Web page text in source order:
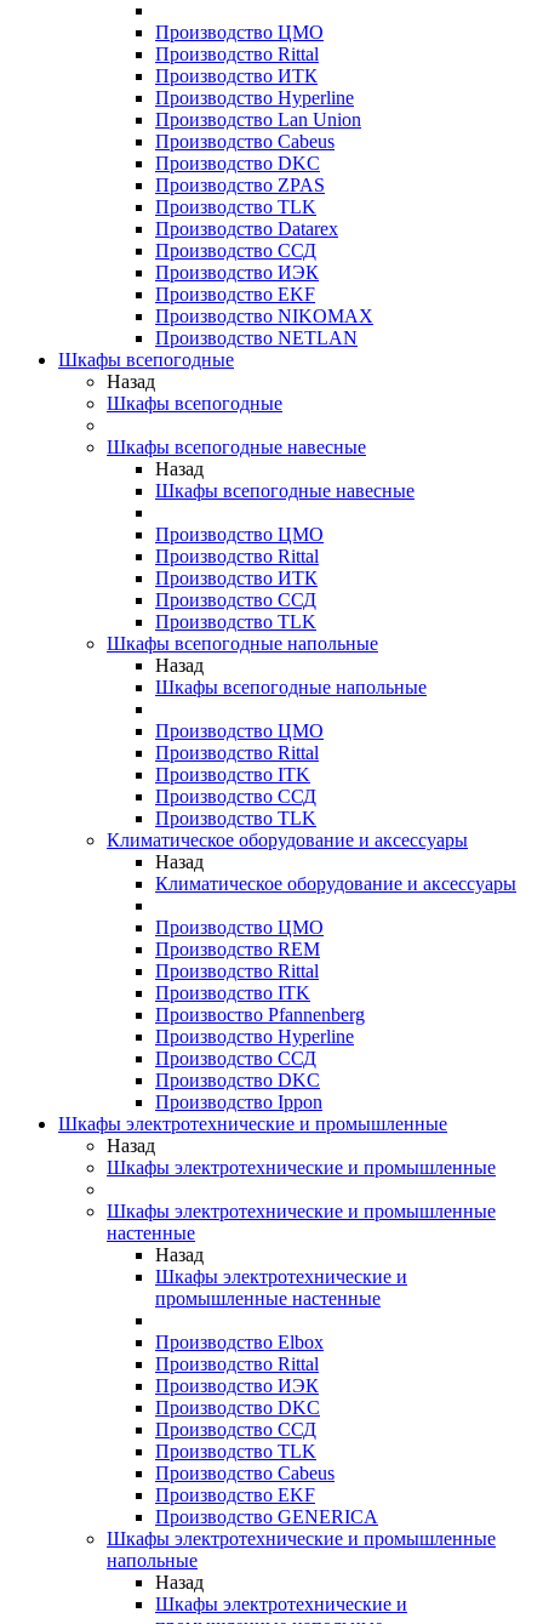
Производство ЦМО
Производство Rittal
Производство ИТК
Производство Hyperline
Производство Lan Union
Производство Cabeus
Производство DKC
Производство ZPAS
Производство TLK
Производство Datarex
Производство ССД
Производство ИЭК
Производство EKF
Производство NIKOMAX
Производство NETLAN
Шкафы всепогодные
Назад
Шкафы всепогодные
Шкафы всепогодные навесные
Назад
Шкафы всепогодные навесные
Производство ЦМО
Производство Rittal
Производство ИТК
Производство ССД
Производство TLK
Шкафы всепогодные напольные
Назад
Шкафы всепогодные напольные
Производство ЦМО
Производство Rittal
Производство ITK
Производство ССД
Производство TLK
Климатическое оборудование и аксессуары
Назад
Климатическое оборудование и аксессуары
Производство ЦМО
Производство REM
Производство Rittal
Производство ITK
Произвоство Pfannenberg
Производство Hyperline
Производство ССД
Производство DKC
Производство Ippon
Шкафы электротехнические и промышленные
Назад
Шкафы электротехнические и промышленные
Шкафы электротехнические и промышленные
настенные
Назад
Шкафы электротехнические и
промышленные настенные
Производство Elbox
Производство Rittal
Производство ИЭК
Производство DKC
Производство ССД
Производство TLK
Производство Cabeus
Производство EKF
Производство GENERICA
Шкафы электротехнические и промышленные
напольные
Назад
Шкафы электротехнические и